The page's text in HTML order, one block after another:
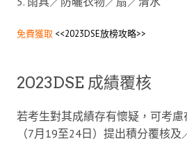
免費獲取 <<2023DSE放榜攻略>>
2023DSE 成績覆核
若考生對其成績存有懷疑，可考
（7月19至24日）提出積分覆核及